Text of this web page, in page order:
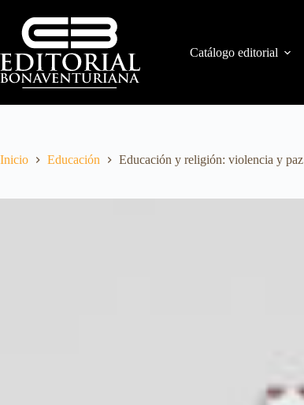
Catálogo editorial
Inicio Educación Educación y religión: violencia y paz